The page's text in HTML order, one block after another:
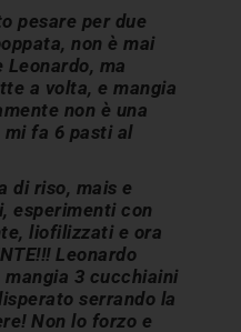
pesare per due
non è mai
ma
a volta, e mangia
non è una
mi fa 6 pasti al
di riso, mais e
esperimenti con
liofilizzati e ora
Leonardo
mangia 3 cucchiaini
serrando la
Non lo forzo e